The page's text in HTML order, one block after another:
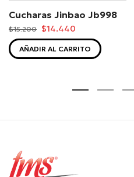
Cucharas Jinbao Jb998
$15.200 $14.440
AÑADIR AL CARRITO